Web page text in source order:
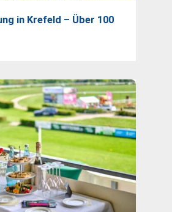
in Krefeld – Über 100